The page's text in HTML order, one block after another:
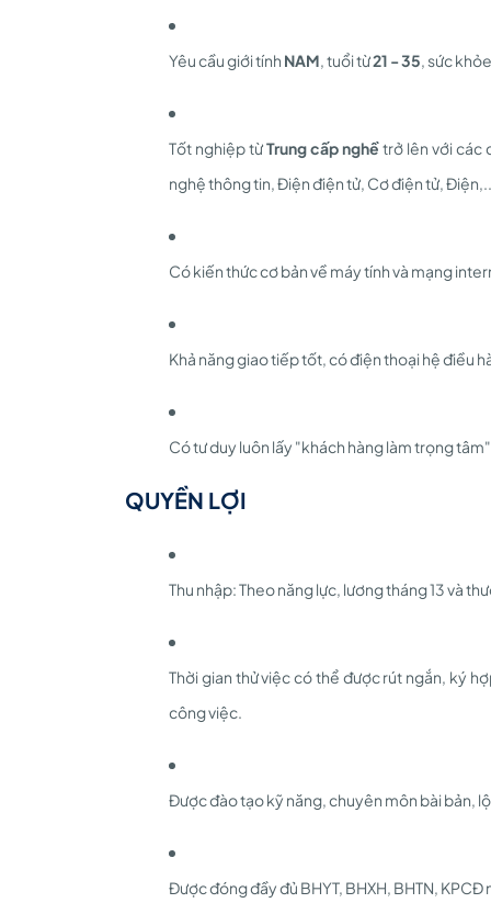
Yêu cầu giới tính NAM, tuổi từ21 - 35, sức
Tốt nghiệp từTrung cấp nghềtrở lên với các
nghệ thông tin, Điện điện tử, Cơ điện tử,
Có kiến thức cơ bản về máy tính và mạng
Khả năng giao tiếp tốt, có điện thoại hệ điều
Có tư duy luôn lấy "khách hàng làm trọng
QUYỀN LỢI
Thu nhập: Theo năng lực, lương tháng 13 và
Thời gian thử việc có thể được rút ngắn, ký
công việc.
Được đào tạo kỹ năng, chuyên môn bài bản,
Được đóng đầy đủ BHYT, BHXH, BHTN,